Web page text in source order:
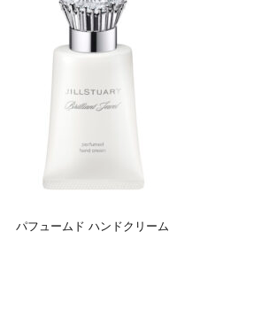
パフュームド ハンドクリーム